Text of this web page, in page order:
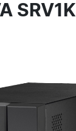
SRV1KI